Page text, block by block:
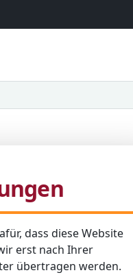
dass diese Website
erst nach Ihrer
übertragen werden.